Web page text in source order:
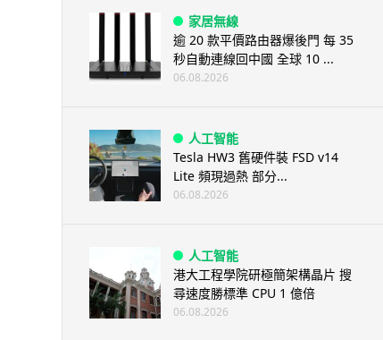
家居無線
逾 20 款平價路由器爆後門 每 35
秒自動連線回中國 全球 10 ...
06.08.2026
人工智能
Tesla HW3 舊硬件裝 FSD v14
Lite 頻現過熱 部分...
06.08.2026
人工智能
港大工程學院研極簡架構晶片 搜
尋速度勝標準 CPU 1 億倍
06.08.2026